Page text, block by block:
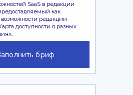
SaaS в редакции
как
возможности редакции
доступности в разных
бриф